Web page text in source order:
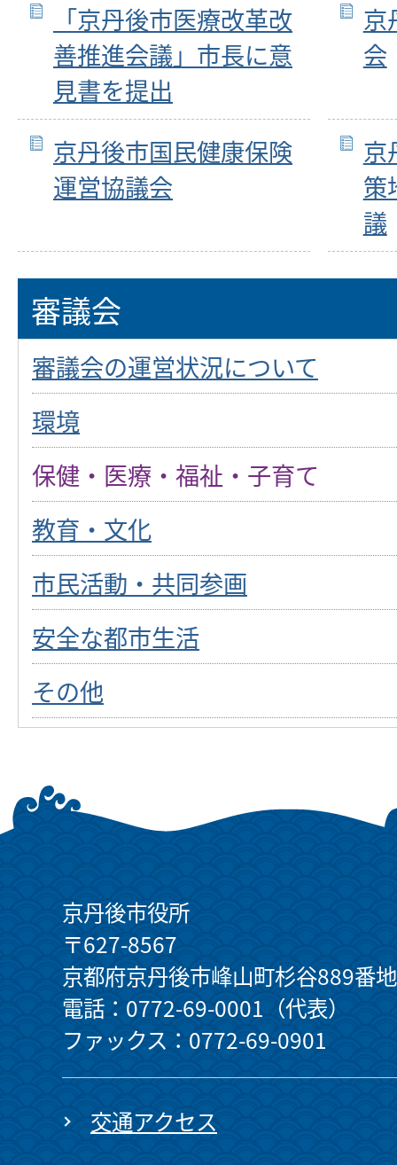
「京丹後市医療改革改
善推進会議」市長に意
見書を提出
京
会
京丹後市国民健康保険
運営協議会
京
策
議
審議会
審議会の運営状況について
環境
保健・医療・福祉・子育て
教育・文化
市民活動・共同参画
安全な都市生活
その他
京丹後市役所
〒627-8567
京都府京丹後市峰山町杉谷889番地
電話：0772-69-0001（代表）
ファックス：0772-69-0901
交通アクセス